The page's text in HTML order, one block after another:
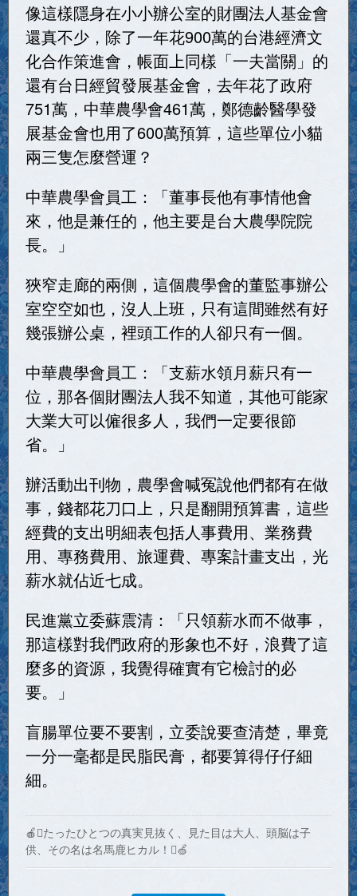
像這樣隱身在小小辦公室的財團法人基金會
還真不少，除了一年花900萬的台港經濟文
化合作策進會，帳面上同樣「一夫當關」的
還有台日經貿發展基金會，去年花了政府
751萬，中華農學會461萬，鄭德齡醫學發
展基金會也用了600萬預算，這些單位小貓
兩三隻怎麼營運？
中華農學會員工：「董事長他有事情他會
來，他是兼任的，他主要是台大農學院院
長。」
狹窄走廊的兩側，這個農學會的董監事辦公
室空空如也，沒人上班，只有這間雖然有好
幾張辦公桌，裡頭工作的人卻只有一個。
中華農學會員工：「支薪水領月薪只有一
位，那各個財團法人我不知道，其他可能家
大業大可以僱很多人，我們一定要很節
省。」
辦活動出刊物，農學會喊冤說他們都有在做
事，錢都花刀口上，只是翻開預算書，這些
經費的支出明細表包括人事費用、業務費
用、專務費用、旅運費、專案計畫支出，光
薪水就佔近七成。
民進黨立委蘇震清：「只領薪水而不做事，
那這樣對我們政府的形象也不好，浪費了這
麼多的資源，我覺得確實有它檢討的必
要。」
盲腸單位要不要割，立委說要查清楚，畢竟
一分一毫都是民脂民膏，都要算得仔仔細
細。
🍎たったひとつの真実見抜く、見た目は大人、頭脳は子
供、その名は名馬鹿ヒカル！🍏